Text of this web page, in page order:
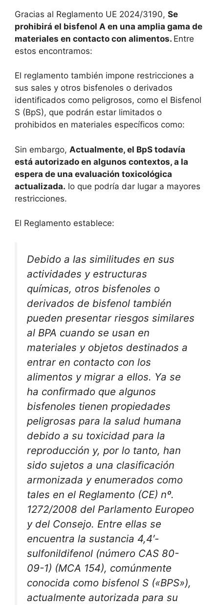
Gracias al Reglamento UE 2024/3190, Se
prohibirá el bisfenol A en una amplia gama de
materiales en contacto con alimentos. Entre
estos encontramos:
El reglamento también impone restricciones a
sus sales y otros bisfenoles o derivados
identificados como peligrosos, como el Bisfenol
S (BpS), que podrán estar limitados o
prohibidos en materiales específicos como:
Sin embargo, Actualmente, el BpS todavía
está autorizado en algunos contextos, a la
espera de una evaluación toxicológica
actualizada. lo que podría dar lugar a mayores
restricciones.
El Reglamento establece:
Debido a las similitudes en sus
actividades y estructuras
químicas, otros bisfenoles o
derivados de bisfenol también
pueden presentar riesgos similares
al BPA cuando se usan en
materiales y objetos destinados a
entrar en contacto con los
alimentos y migrar a ellos. Ya se
ha confirmado que algunos
bisfenoles tienen propiedades
peligrosas para la salud humana
debido a su toxicidad para la
reproducción y, por lo tanto, han
sido sujetos a una clasificación
armonizada y enumerados como
tales en el Reglamento (CE) nº.
1272/2008 del Parlamento Europeo
y del Consejo. Entre ellas se
encuentra la sustancia 4,4′-
sulfonildifenol (número CAS 80-
09-1) (MCA 154), comúnmente
conocida como bisfenol S («BPS»),
actualmente autorizada para su